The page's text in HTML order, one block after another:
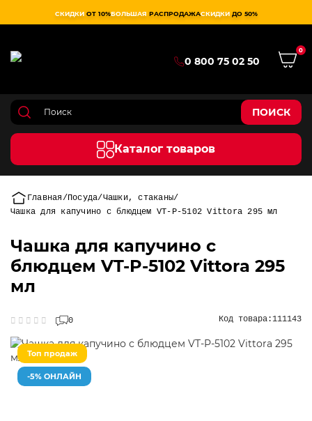
СКИДКИ ОТ 10%БОЛЬШАЯ РАСПРОДАЖАСКИДКИ ДО 50%
0 800 75 02 50
0
ПОИСК
Каталог товаров
Главная Посуда Чашки, стаканы
Чашка для капучино с блюдцем VT-P-5102 Vittora 295 мл
Чашка для капучино с
блюдцем VT-P-5102 Vittora 295
мл
0 Код товара:111143
Топ продаж
-5% ОНЛАЙН